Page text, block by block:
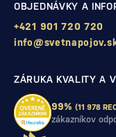
OBJEDNÁVKY A
+421 901 720 720
ZÁRUKA KVALITY A
99% (11 978
zákazníkov